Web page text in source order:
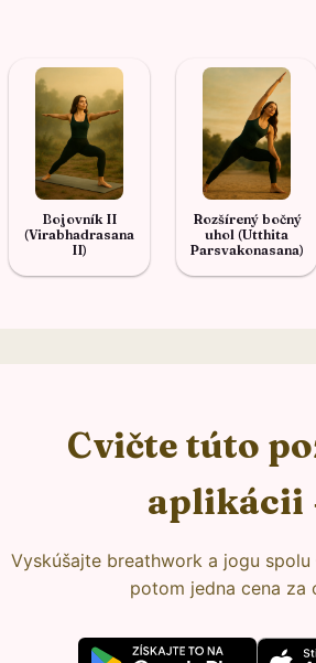
Bojovník II
(Virabhadrasana
II)
Rozšírený bočný
uhol (Utthita
Parsvakonasana)
Cvičte túto
aplikácii
Vyskúšajte breathwork a jogu
potom jedna cena za